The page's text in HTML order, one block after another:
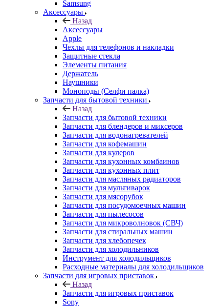
Samsung
Аксессуары
Назад
Аксессуары
Apple
Чехлы для телефонов и накладки
Защитные стекла
Элементы питания
Держатель
Наушники
Моноподы (Селфи палка)
Запчасти для бытовой техники
Назад
Запчасти для бытовой техники
Запчасти для блендеров и миксеров
Запчасти для водонагревателей
Запчасти для кофемашин
Запчасти для кулеров
Запчасти для кухонных комбаинов
Запчасти для кухонных плит
Запчасти для масляных радиаторов
Запчасти для мультиварок
Запчасти для мясорубок
Запчасти для посудомоечных машин
Запчасти для пылесосов
Запчасти для микроволновок (СВЧ)
Запчасти для стиральных машин
Запчасти для хлебопечек
Запчасти для холодильников
Инструмент для холодильщиков
Расходные материалы для холодильщиков
Запчасти для игровых приставок
Назад
Запчасти для игровых приставок
Sony